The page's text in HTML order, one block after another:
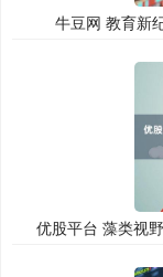
牛豆网 教育新
优股平台 藻类视